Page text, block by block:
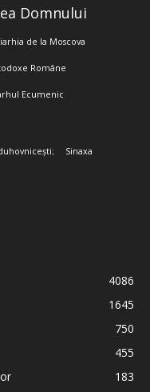
Domnului
de la Moscova
Române
Ecumenic
Sinaxa
4086
1645
750
455
183